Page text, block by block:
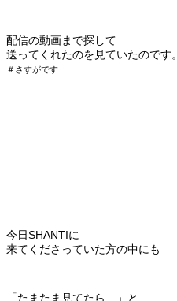
配信の動画まで探して
送ってくれたのを見ていたのです。
＃さすがです
今日SHANTIに
来てくださっていた方の中にも
「たまたま見てたら…」と